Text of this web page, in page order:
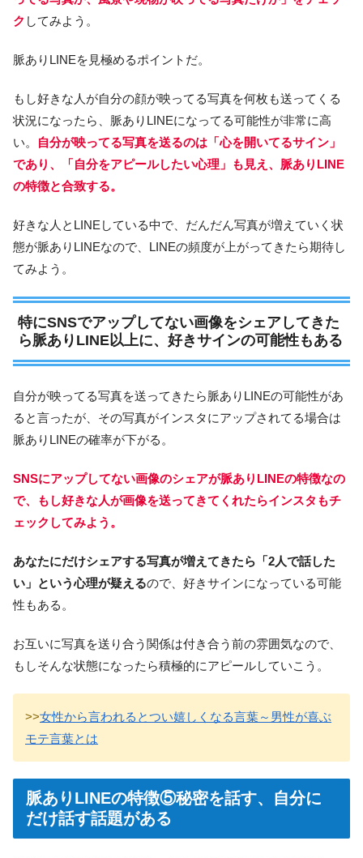
ク してみよう。
脈ありLINEを見極めるポイントだ。
もし好きな人が自分の顔が映ってる写真を何枚も送ってくる
状況になったら、脈ありLINEになってる可能性が非常に高
い。
自分が映ってる写真を送るのは「心を開いてるサイン」
であり、「自分をアピールしたい心理」も見え、脈ありLINE
の特徴と合致する。
好きな人とLINEしている中で、だんだん写真が増えていく状
態が脈ありLINEなので、LINEの頻度が上がってきたら期待し
てみよう。
特にSNSでアップしてない画像をシェアしてきた
ら脈ありLINE以上に、好きサインの可能性もある
自分が映ってる写真を送ってきたら脈ありLINEの可能性があ
ると言ったが、その写真がインスタにアップされてる場合は
脈ありLINEの確率が下がる。
SNSにアップしてない画像のシェアが脈ありLINEの特徴なの
で、もし好きな人が画像を送ってきてくれたらインスタもチ
ェックしてみよう。
あなたにだけシェアする写真が増えてきたら「2人で話した
い」という心理が疑えるので、好きサインになっている可能
性もある。
お互いに写真を送り合う関係は付き合う前の雰囲気なので、
もしそんな状態になったら積極的にアピールしていこう。
>>女性から言われるとつい嬉しくなる言葉～男性が喜ぶ
モテ言葉とは
脈ありLINEの特徴⑤秘密を話す、自分に
だけ話す話題がある